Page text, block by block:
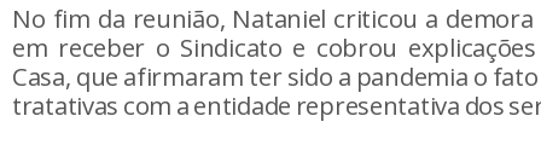
No fim da reunião, Nataniel criticou a
em receber o Sindicato e cobrou
Casa, que afirmaram ter sido a pandemia o
tratativas com a entidade representativa dos